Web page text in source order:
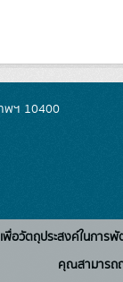
พฯ 10400
เพื่อวัตถุประสงค์ในกา
คุณสามารถ